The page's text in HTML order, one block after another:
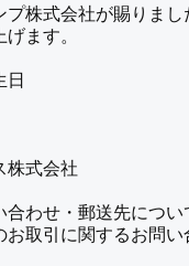
プ株式会社が賜りま
ます。
日
株式会社
合わせ・郵送先につい
取引に関するお問